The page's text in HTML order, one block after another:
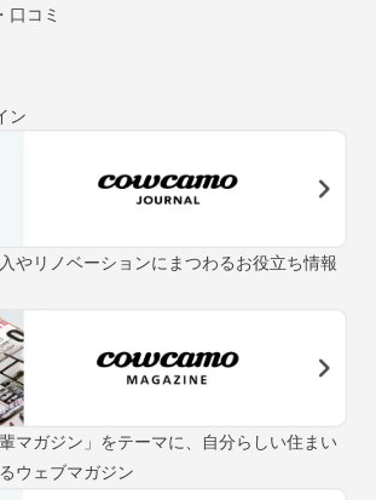
口コミ
ン
やリノベーションにまつわるお役立ち情報
マガジン」をテーマに、自分らしい住まい
ウェブマガジン